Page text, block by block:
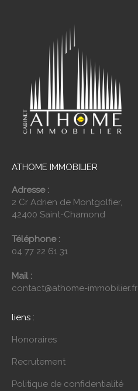
ATHOME IMMOBILIER
Adresse :
2 Cr Adrien de Montgolfier,
42400 Saint-Chamond
Téléphone :
04 77 22 61 31
Mail :
contact@athome-immobilier.fr
liens :
Honoraires
Recrutement
Politique de confidentialité